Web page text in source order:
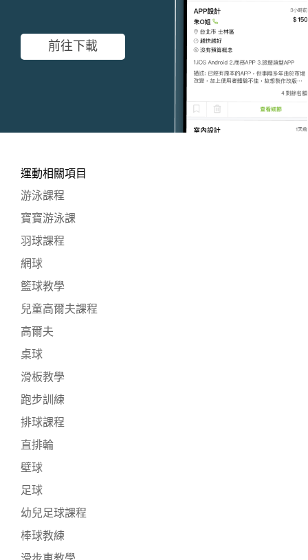
前往下載
運動相關項目
游泳課程
寶寶游泳課
羽球課程
網球
籃球教學
兒童高爾夫課程
高爾夫
桌球
滑板教學
跑步訓練
排球課程
直排輪
壁球
足球
幼兒足球課程
棒球教練